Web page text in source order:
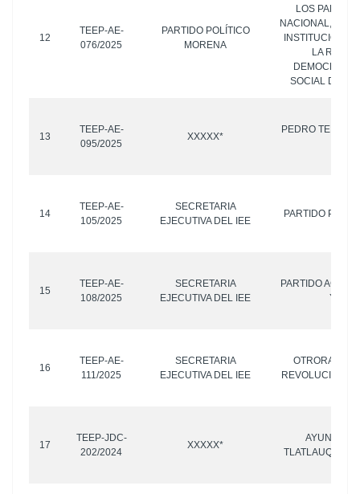
12
TEEP-AE-
076/2025
PARTIDO POLÍTICO
MORENA
LOS
NACIONAL,
LA
SOCIAL DE
13
TEEP-AE-
095/2025
XXXXX*
PEDRO
14
TEEP-AE-
105/2025
SECRETARIA
EJECUTIVA DEL IEE
PARTIDO
15
TEEP-AE-
108/2025
SECRETARIA
EJECUTIVA DEL IEE
PARTIDO
Y
16
TEEP-AE-
111/2025
SECRETARIA
EJECUTIVA DEL IEE
OTRORA
REVOLUCIÓN
17
TEEP-JDC-
202/2024
XXXXX*